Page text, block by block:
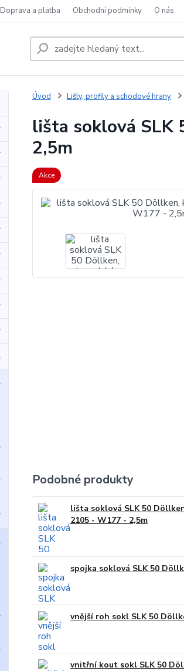
Doprava a platba Obchodní podmínky O nás
Úvod Lišty, profily a schodové hrany
lišta soklová SLK
2,5m
Akce
Podobné produkty
lišta soklová SLK 50
2105 - W177 - 2,5m
spojka soklová SLK 50
vnější roh sokl SLK 50
vnitřní kout sokl SLK 50